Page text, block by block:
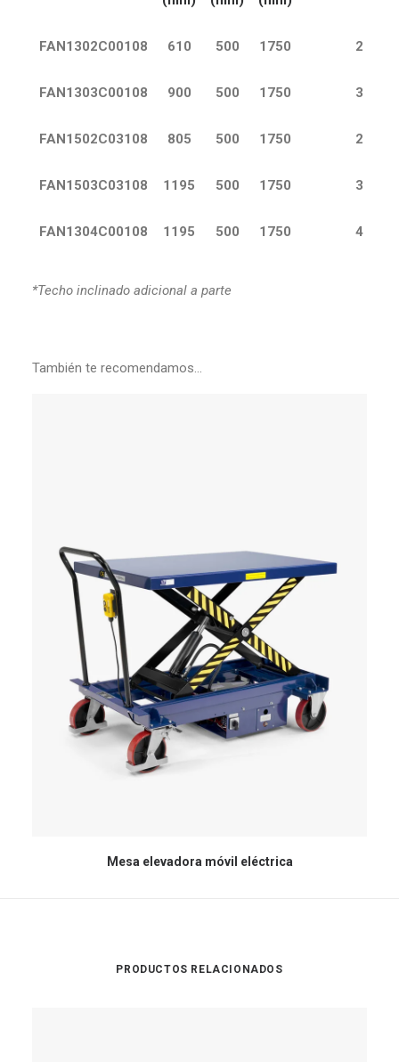
FAN1302C00108 610 500 1750 2
FAN1303C00108 900 500 1750 3
FAN1502C03108 805 500 1750 2
FAN1503C03108 1195 500 1750 3
FAN1304C00108 1195 500 1750 4
*Techo inclinado adicional a parte
También te recomendamos…
Mesa elevadora móvil eléctrica
PRODUCTOS RELACIONADOS